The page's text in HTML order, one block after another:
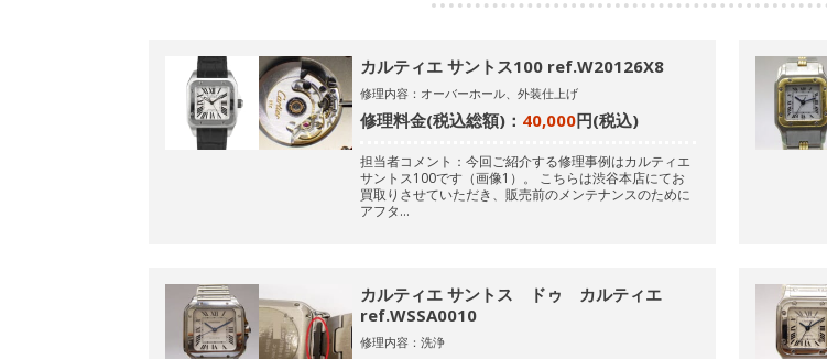
カルティエ サントス100 ref.W20126X8
修理内容：オーバーホール、外装仕上げ
修理料金(税込総額)： 40,000円(税込)
担当者コメント：今回ご紹介する修理事例はカルティエ
サントス100です（画像1）。
こちらは渋谷本店にてお
買取りさせていただき、販売前のメンテナンスのために
アフタ…
カルティエ サントス ドゥ カルティエ
ref.WSSA0010
修理内容：洗浄